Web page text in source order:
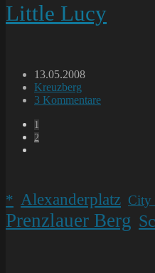
Little Lucy
Beitrag
veröffentlicht:
13.05.2008
Beitrags-
Kategorie:
Kreuzberg
Beitrags-
3 Kommentare
1
2
* Alexanderplatz City
Prenzlauer Berg